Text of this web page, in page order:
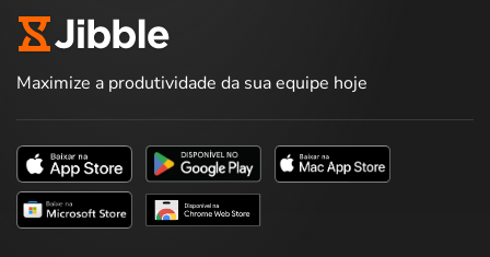
Maximize a produtividade da sua equipe hoje